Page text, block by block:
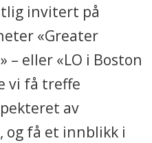
invitert på
«Greater
– eller «LO i Boston
vi få treffe
av
og få et innblikk i